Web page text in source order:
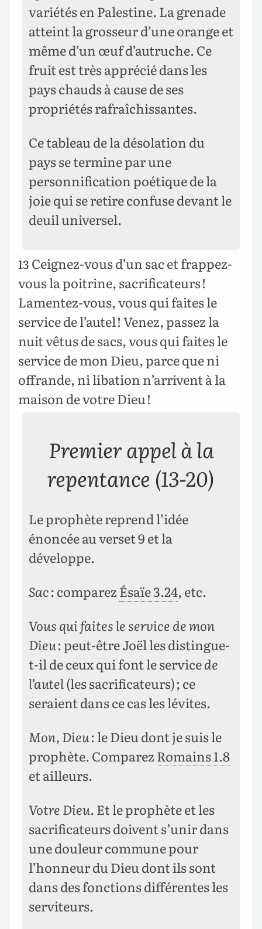
variétés en Palestine. La grenade
atteint la grosseur d’une orange et
même d’un œuf d’autruche. Ce
fruit est très apprécié dans les
pays chauds à cause de ses
propriétés rafraîchissantes.
Ce tableau de la désolation du
pays se termine par une
personnification poétique de la
joie qui se retire confuse devant le
deuil universel.
13 Ceignez-vous d’un sac et frappez-
vous la poitrine, sacrificateurs !
Lamentez-vous, vous qui faites le
service de l’autel ! Venez, passez la
nuit vêtus de sacs, vous qui faites le
service de mon Dieu, parce que ni
offrande, ni libation n’arrivent à la
maison de votre Dieu !
Premier appel à la
repentance (13-20)
Le prophète reprend l’idée
énoncée au verset 9 et la
développe.
Sac: comparezÉsaïe 3.24, etc.
Vous qui faites le service de mon
Dieu: peut-être Joël les distingue-
t-il de ceux qui font le servicede
l’autel(les sacrificateurs) ; ce
seraient dans ce cas les lévites.
Mon, Dieu: le Dieu dont je suis le
prophète. ComparezRomains 1.8
et ailleurs.
Votre Dieu. Et le prophète et les
sacrificateurs doivent s’unir dans
une douleur commune pour
l’honneur du Dieu dont ils sont
dans des fonctions différentes les
serviteurs.